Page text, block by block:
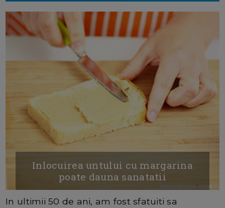
Inlocuirea untului cu margarina
poate dauna sanatatii
In ultimii 50 de ani, am fost sfatuiti sa